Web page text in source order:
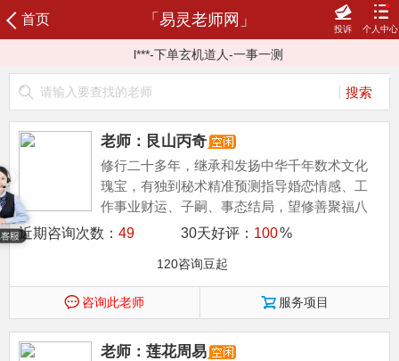
首页 「易灵老师网」
个人中心
投诉
咨询记录 我的订单
我的评价
榜单老师
申请成为老师
李***-下单洪半山-文王六爻
l***-下单玄机道人-一事一测
心***-下单刘博易-一事一测
说***-下单张弘毅(善缘老师)-奇门单项一事结果
加易灵老师微信号:43133050 随时找到老师
老师：艮山丙奇
修行二十多年，继承和发扬中华千年数术文化
瑰宝，有独到秘术精准预测指导婚恋情感、工
作事业财运、子嗣、事态结局，望修善聚福八
方有缘人。
近期咨询次数： 49 30天好评： 100%
120咨询豆起
咨询此老师 服务项目
老师：莲花周易